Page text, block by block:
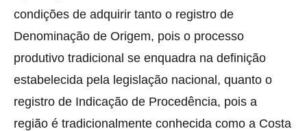
condições de adquirir tanto o registro de
Denominação de Origem, pois o processo
produtivo tradicional se enquadra na definição
estabelecida pela legislação nacional, quanto o
registro de Indicação de Procedência, pois a
região é tradicionalmente conhecida como a Costa